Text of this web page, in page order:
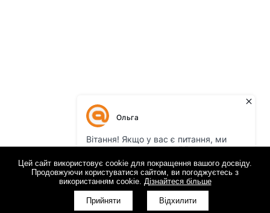
Цей сайт використовує cookie для покращення вашого досвіду.
Продовжуючи користуватися сайтом, ви погоджуєтесь з
використанням cookie. Дізнайтеся більше
Прийняти Відхилити